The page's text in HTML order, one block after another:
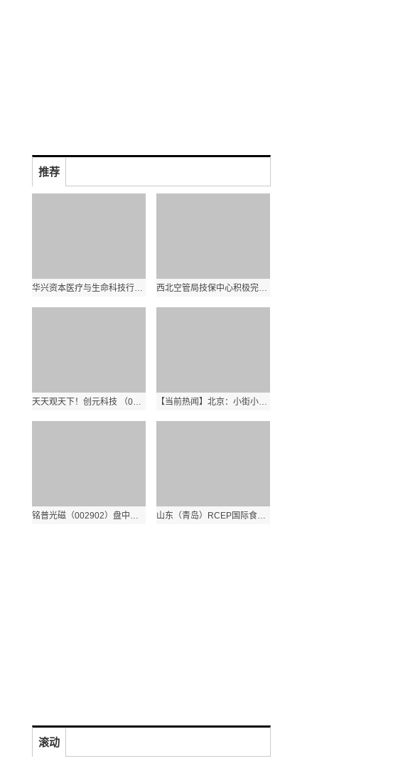
推荐
华兴资本医疗与生命科技行业周报【Vol.276】|焦点速递 西北空管局技保中心积极完善技术主任席位监控手段
天天观天下！创元科技 （000551）：6月20日该股突破长期盘整 【当前热闻】北京：小街小巷变化大
铭普光磁（002902）盘中异动 股价振幅达9.39% 跌7.65% 报32.96元（06-20）|环球今日讯 山东（青岛）RCEP国际食品饮料数字博览会27日启幕
滚动